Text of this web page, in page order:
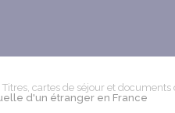
Titres, cartes de séjour et
d'un étranger en France